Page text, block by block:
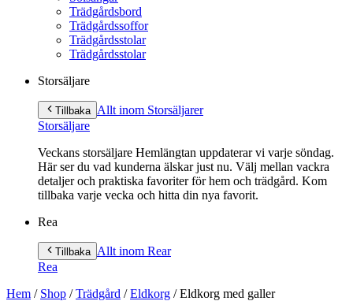
Trädgårdsbord
Trädgårdssoffor
Trädgårdsstolar
Trädgårdsstolar
Storsäljare
Tillbaka Allt inom Storsäljarer
Storsäljare
Veckans storsäljare Hemlängtan uppdaterar vi varje söndag.
Här ser du vad kunderna älskar just nu. Välj mellan vackra
detaljer och praktiska favoriter för hem och trädgård. Kom
tillbaka varje vecka och hitta din nya favorit.
Rea
Tillbaka Allt inom Rear
Rea
Hem / Shop /Trädgård /Eldkorg /Eldkorg med galler